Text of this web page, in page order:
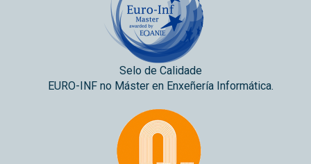
Selo de Calidade
EURO-INF no Máster en Enxeñería Informática.